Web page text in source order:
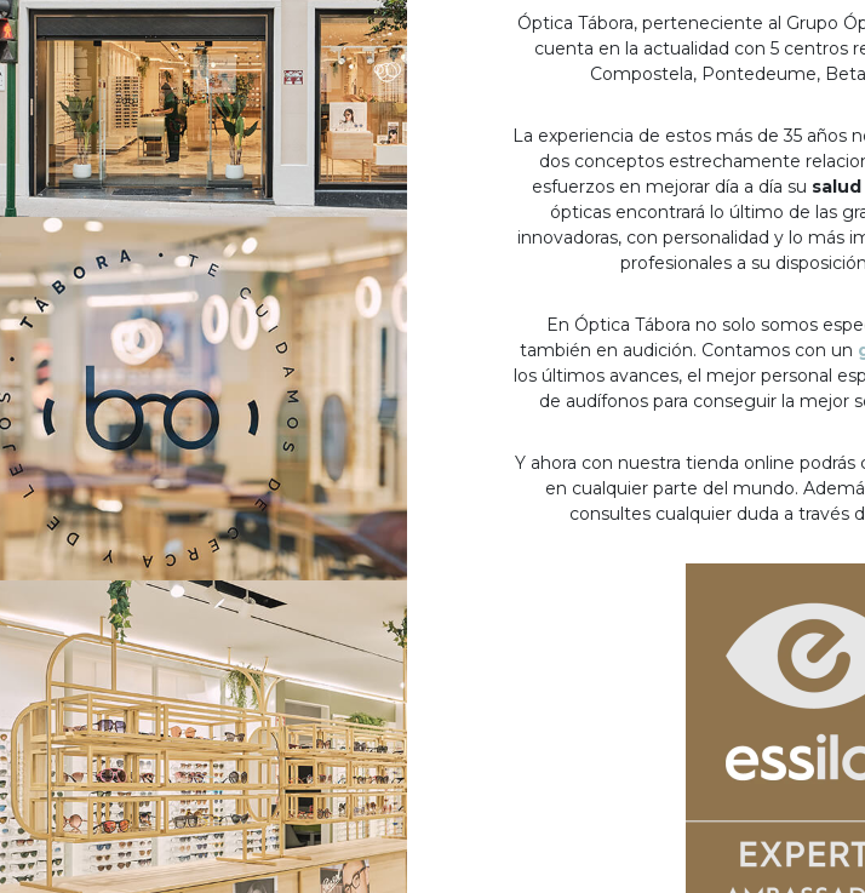
Óptica Tábora, perteneciente al Grupo
cuenta en la actualidad con 5 centros
Compostela, Pontedeume,
La experiencia de estos más de 35 años
dos conceptos estrechamente
esfuerzos en mejorar día a día su
ópticas encontrará lo último de las
innovadoras, con personalidad y lo más
profesionales a su
En Óptica Tábora no solo somos
también en audición. Contamos con un
los últimos avances, el mejor personal
de audífonos para conseguir la mejor
Y ahora con nuestra tienda online
en cualquier parte del mundo.
consultes cualquier duda a través